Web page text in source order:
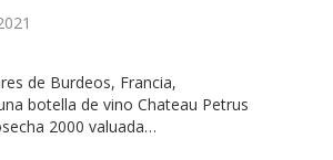
de Burdeos, Francia,
botella de vino Chateau Petrus
2000 valuada…